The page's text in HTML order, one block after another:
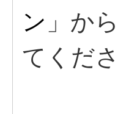
ン 」か
てくださ